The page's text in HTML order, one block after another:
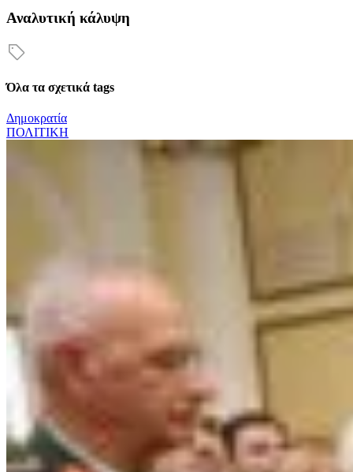
Αναλυτική κάλυψη
Όλα τα σχετικά tags
Δημοκρατία
ΠΟΛΙΤΙΚΗ